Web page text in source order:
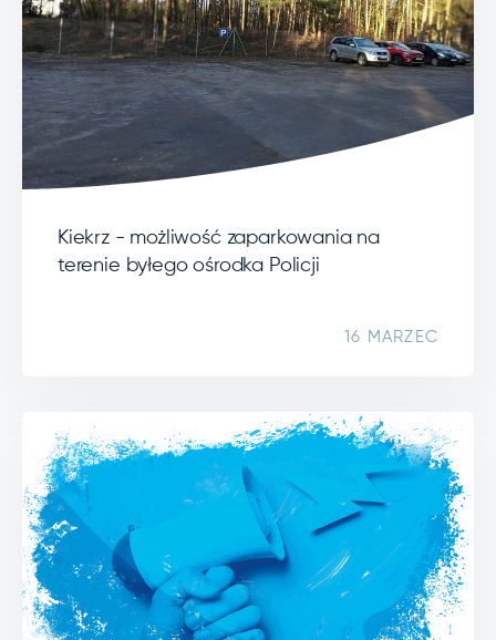
Kiekrz - możliwość zaparkowania na
terenie byłego ośrodka Policji
16 MARZEC